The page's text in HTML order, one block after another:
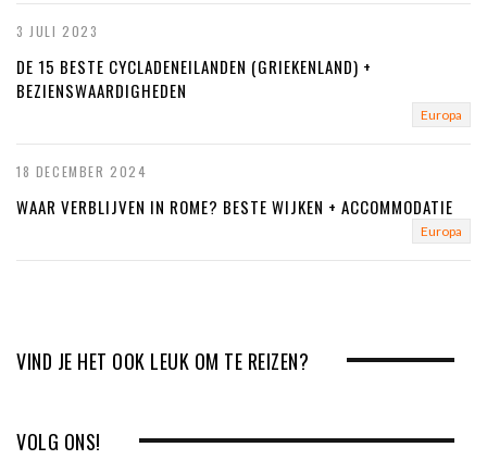
3 JULI 2023
DE 15 BESTE CYCLADENEILANDEN (GRIEKENLAND) +
BEZIENSWAARDIGHEDEN
Europa
18 DECEMBER 2024
WAAR VERBLIJVEN IN ROME? BESTE WIJKEN + ACCOMMODATIE
Europa
VIND JE HET OOK LEUK OM TE REIZEN?
VOLG ONS!